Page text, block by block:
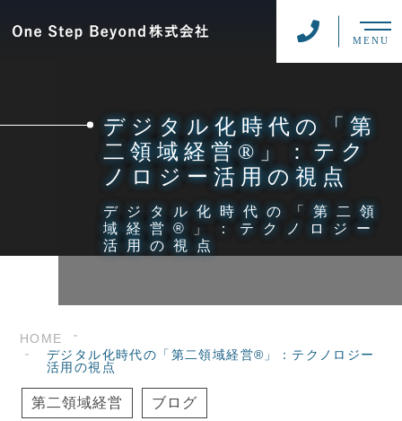
MENU
デジタル化時代の「第
二領域経営®」：テク
ノロジー活用の視点
デジタル化時代の「第二領
域経営®」：テクノロジー
活用の視点
HOME
デジタル化時代の「第二領域経営®」：テクノロジー
活用の視点
第二領域経営 ブログ